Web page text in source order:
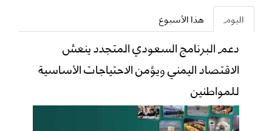
اليوم هذا الأسبوع
دعم البرنامج السعودي المتجدد ينعش
الاقتصاد اليمني ويؤمن الاحتياجات الأساسية
للمواطنين